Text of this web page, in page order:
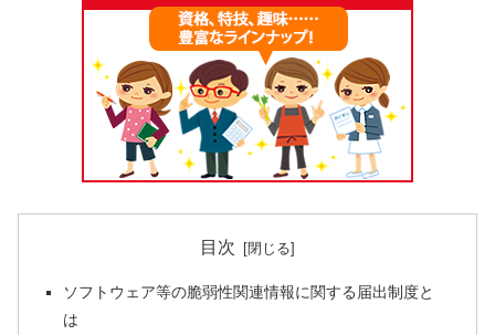
目次
ソフトウェア等の脆弱性関連情報に関する届出制度と
は